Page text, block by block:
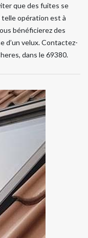
que des fuites se
opération est à
bénéficierez des
d’un velux. Contactez-
dans le 69380.